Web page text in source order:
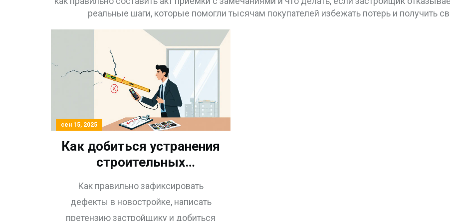
реальные шаги, которые помогли тысячам покупателей избежать потерь и получить
сен 15, 2025
Как добиться устранения
строительных
новостройки: пошаговая
инструкция 2025 года
Как правильно зафиксировать
дефекты в новостройке, написать
претензию застройщику и добиться